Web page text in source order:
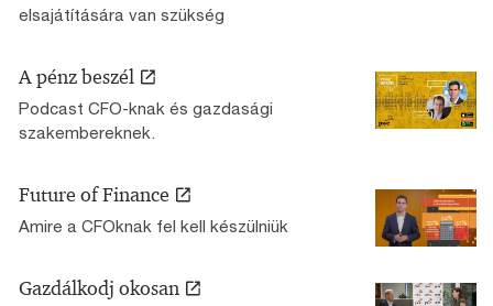
elsajátítására van szükség
A pénz beszél
Podcast CFO-knak és gazdasági
szakembereknek.
Future of Finance
Amire a CFOknak fel kell készülniük
Gazdálkodj okosan